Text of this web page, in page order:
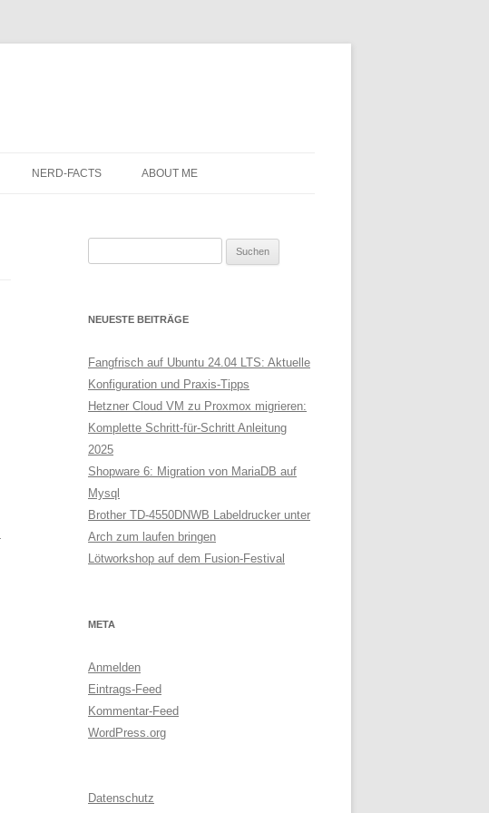
NERD-FACTS ABOUT ME
NEUESTE BEITRÄGE
Fangfrisch auf Ubuntu 24.04 LTS: Aktuelle
Konfiguration und Praxis-Tipps
Hetzner Cloud VM zu Proxmox migrieren:
Komplette Schritt-für-Schritt Anleitung
2025
Shopware 6: Migration von MariaDB auf
Mysql
Brother TD-4550DNWB Labeldrucker unter
Arch zum laufen bringen
Lötworkshop auf dem Fusion-Festival
META
Anmelden
Eintrags-Feed
Kommentar-Feed
WordPress.org
Datenschutz